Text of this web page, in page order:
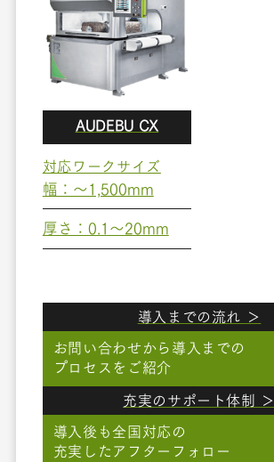
AUDEBU CX
対応ワークサイズ
幅：～1,500mm
厚さ：0.1～20mm
導入までの流れ ＞
お問い合わせから導入までの
プロセスをご紹介
充実のサポート体制 ＞
導入後も全国対応の
充実したアフターフォロー